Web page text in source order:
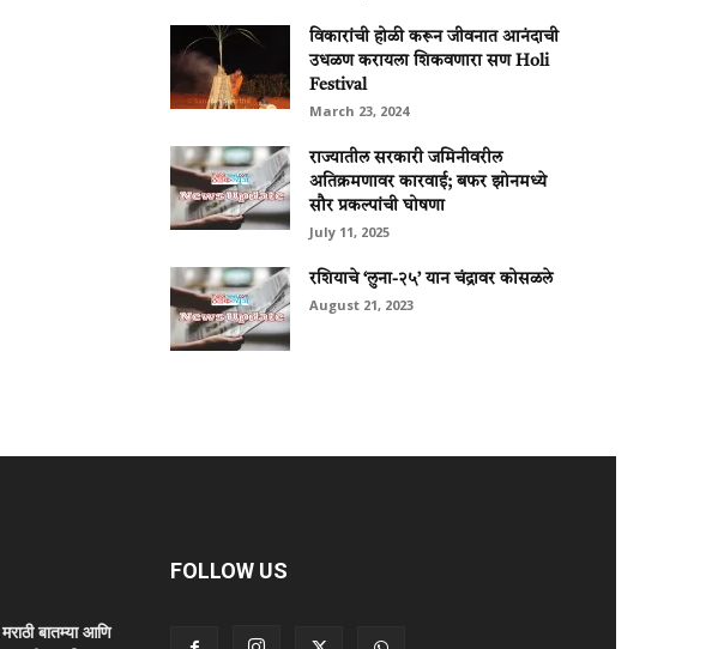
विकारांची होळी करून जीवनात आनंदाची
उधळण करायला शिकवणारा सण Holi
Festival
March 23, 2024
राज्यातील सरकारी जमिनीवरील
अतिक्रमणावर कारवाई; बफर झोनमध्ये
सौर प्रकल्पांची घोषणा
July 11, 2025
रशियाचे ‘लुना-२५’ यान चंद्रावर कोसळले
August 21, 2023
बातम्या आणि
FOLLOW US